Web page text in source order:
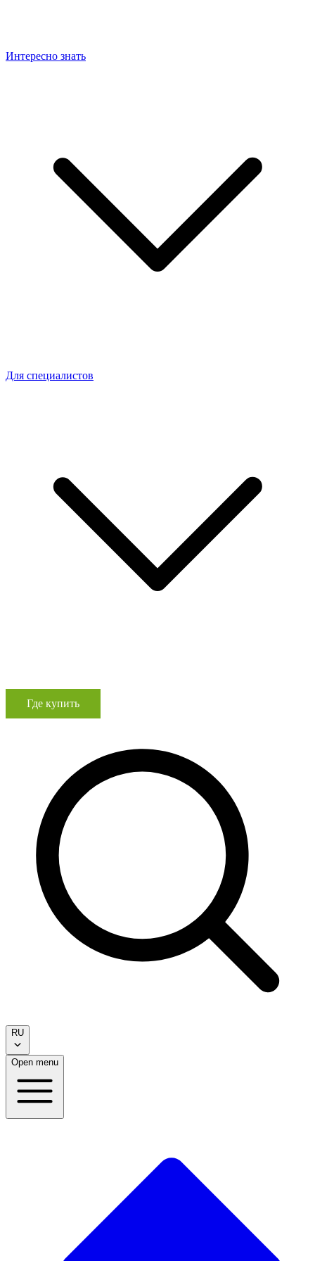
Интересно знать
Для специалистов
Где купить
RU
Open menu